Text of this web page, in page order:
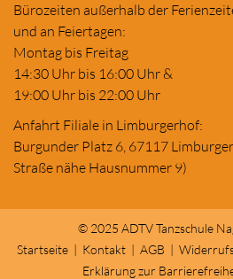
Bürozeiten außerhalb der
und an Feiertagen:
Montag bis Freitag
14:30 Uhr bis 16:00 Uhr &
19:00 Uhr bis 22:00 Uhr
Anfahrt Filiale in Limburgerhof:
Burgunder Platz 6, 67117
Straße nähe Hausnummer 9)
© 2025 ADTV Tanzschule
Startseite| Kontakt| AGB |
Erklärung zur